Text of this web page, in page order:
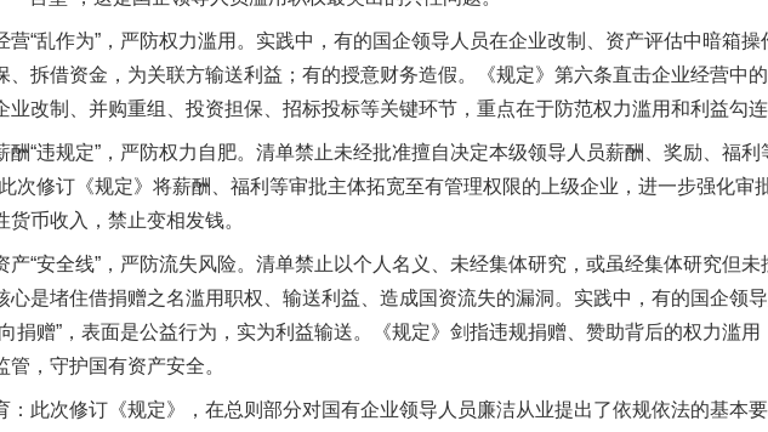
乱作为”，严防权力滥用。实践中，有的国企领导人员在企业改制、资产评估中暗箱操
、拆借资金，为关联方输送利益；有的授意财务造假。《规定》第六条直击企业经营中
业改制、并购重组、投资担保、招标投标等关键环节，重点在于防范权力滥用和利益勾连
违规定”，严防权力自肥。清单禁止未经批准擅自决定本级领导人员薪酬、奖励、福利
次修订《规定》将薪酬、福利等审批主体拓宽至有管理权限的上级企业，进一步强化审
货币收入，禁止变相发钱。
安全线”，严防流失风险。清单禁止以个人名义、未经集体研究，或虽经集体研究但未
心是堵住借捐赠之名滥用职权、输送利益、造成国资流失的漏洞。实践中，有的国企领
捐赠”，表面是公益行为，实为利益输送。《规定》剑指违规捐赠、赞助背后的权力滥
管，守护国有资产安全。
次修订《规定》，在总则部分对国有企业领导人员廉洁从业提出了依规依法的基本要